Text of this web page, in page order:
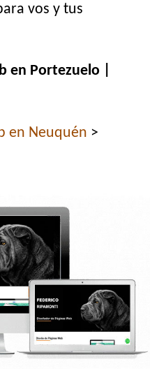
vos y tus
en Portezuelo |
en Neuquén >